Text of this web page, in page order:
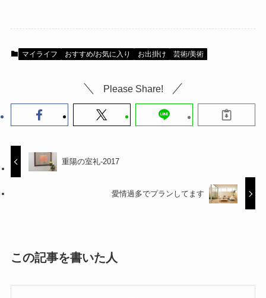
マイライフ おすすめ/お気に入り お出掛け 芸術/美術
Please Share!
重陽の室礼-2017
愛情過多でプランしてます
この記事を書いた人